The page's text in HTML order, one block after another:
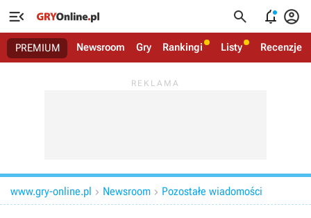
   
PREMIUM Newsroom Gry Rankingi Listy Recenzje
www.gry-online.pl  Newsroom  Pozostałe wiadomości